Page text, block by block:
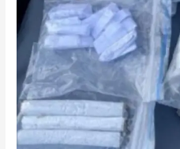
EN
«LOS
PROGRESOS»